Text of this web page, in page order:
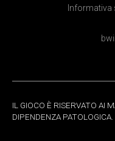
Informativa
IL GIOCO È RISERVATO AI
DIPENDENZA PATOLOGICA.